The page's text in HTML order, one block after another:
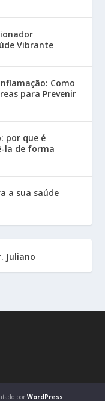
Vibrante
Como
para Prevenir
por que é
la de forma
a sua saúde
por WordPress